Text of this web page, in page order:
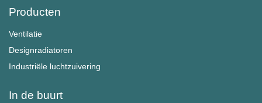
Producten
Ventilatie
Designradiatoren
Industriële luchtzuivering
In de buurt